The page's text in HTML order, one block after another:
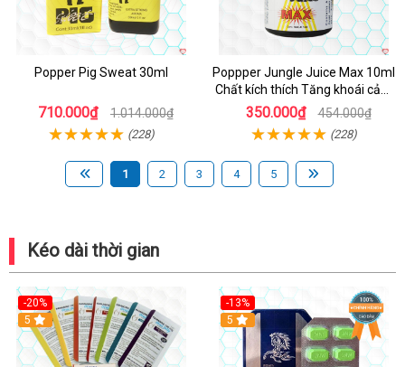
Popper Pig Sweat 30ml
710.000₫ 1.014.000₫
(228)
Poppper Jungle Juice Max 10ml
Chất kích thích Tăng khoái cảm
An toàn
350.000₫ 454.000₫
(228)
1 2 3 4 5
Kéo dài thời gian
-20%
5
-13%
Hot
5